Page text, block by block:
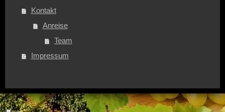
Kontakt
Anreise
Team
Impressum